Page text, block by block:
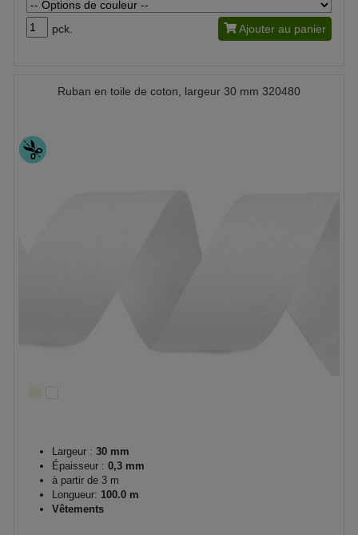
pck. Ajouter au panier
Ruban en toile de coton, largeur 30 mm 320480
Largeur : 30 mm
Épaisseur : 0,3 mm
à partir de 3 m
Longueur: 100.0 m
Vêtements